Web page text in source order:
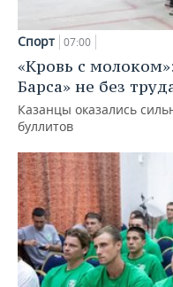
Спорт 07:00
«Кровь с
Барса» не без
Казанцы оказались
буллитов